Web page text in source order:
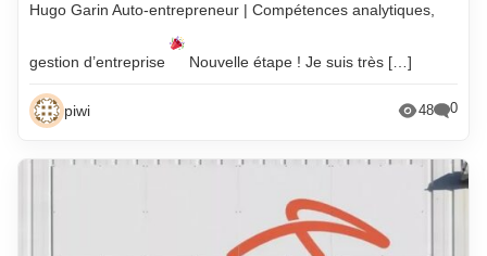
Hugo Garin Auto-entrepreneur | Compétences analytiques,
gestion d’entreprise Nouvelle étape ! Je suis très […]
piwi 48 0